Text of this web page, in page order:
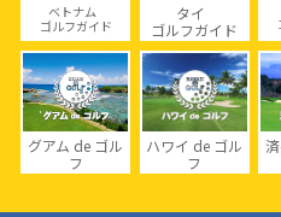
ベトナム
ゴルフガイド
タイ
ゴルフガイド
グアム de ゴル
フ
ハワイ de ゴル
フ